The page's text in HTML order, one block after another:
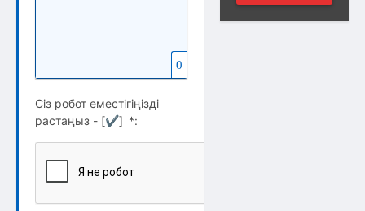
0
Сіз робот еместігіңізді
растаңыз - [✔] *: